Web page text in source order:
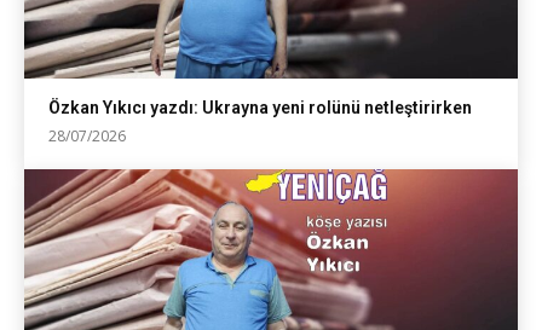
Özkan Yıkıcı yazdı: Ukrayna yeni rolünü netleştirirken
28/07/2026